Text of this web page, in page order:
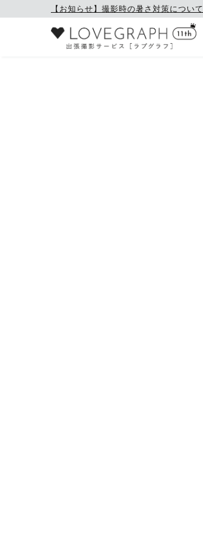
【お知らせ】撮影時の暑さ対策について